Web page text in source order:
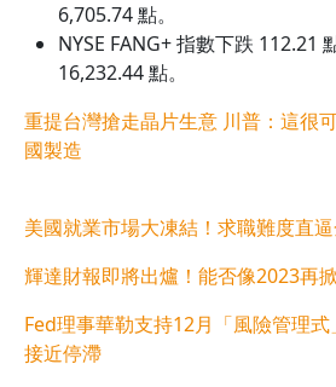
6,705.74 點。
NYSE FANG+ 指數下跌 112.21
16,232.44 點。
重提台灣搶走晶片生意 川普：這很
國製造
美國就業市場大凍結！求職難度直
輝達財報即將出爐！能否像2023再
Fed理事華勒支持12月「風險管理
接近停滯